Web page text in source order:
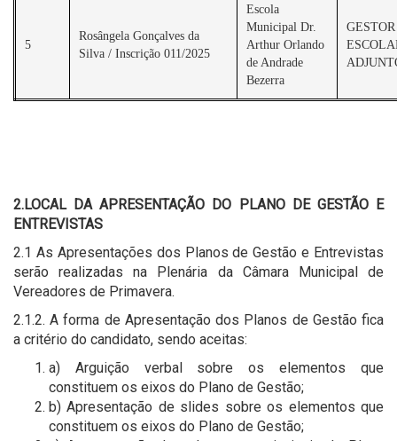
5
Rosângela Gonçalves da
Silva / Inscrição 011/2025
Escola
Municipal Dr.
Arthur Orlando
de Andrade
Bezerra
GESTOR
2.LOCAL DA APRESENTAÇÃO DO PLANO DE GESTÃO E
ENTREVISTAS
2.1 As Apresentações dos Planos de Gestão e Entrevistas
serão realizadas na Plenária da Câmara Municipal de
Vereadores de Primavera.
2.1.2. A forma de Apresentação dos Planos de Gestão fica
a critério do candidato, sendo aceitas:
a) Arguição verbal sobre os elementos que
constituem os eixos do Plano de Gestão;
b) Apresentação de slides sobre os elementos que
constituem os eixos do Plano de Gestão;